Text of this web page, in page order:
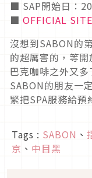
■ SAP開始日：
■ OFFICIAL SITE
沒想到SABON的
的超厲害的，等
巴克咖啡之外又
SABON的朋友一
緊把SPA服務給預
Tags : SABON 、
京 、 中目黑